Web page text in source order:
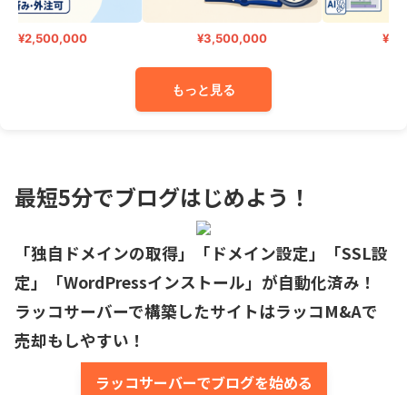
¥3,500,000
もっと見る
最短5分でブログはじめよう！
「独自ドメインの取得」「ドメイン設定」「SSL設
定」「WordPressインストール」が自動化済み！
ラッコサーバーで構築したサイトはラッコM&Aで
売却もしやすい！
ラッコサーバーでブログを始める